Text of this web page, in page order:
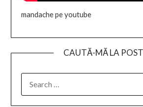
mandache pe youtube
CAUTĂ-MĂ LA
FOR: